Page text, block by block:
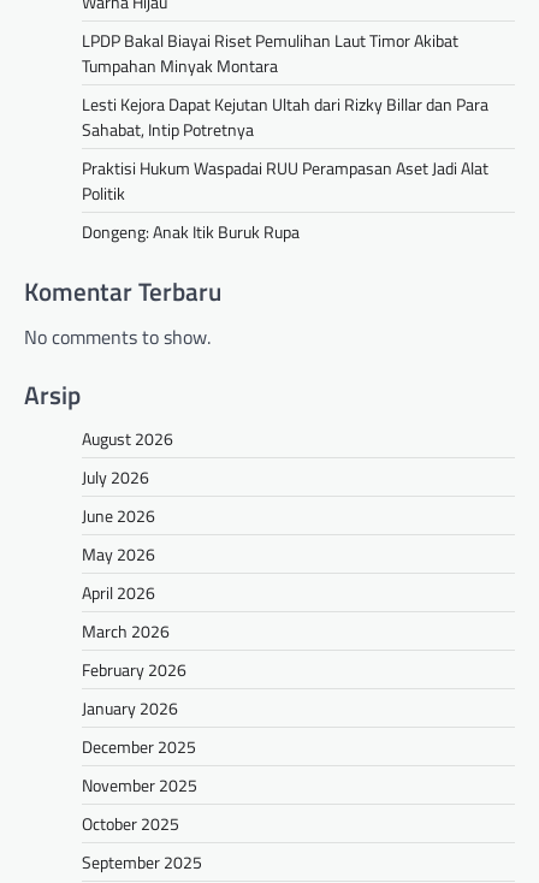
LPDP Bakal Biayai Riset Pemulihan Laut Timor Akibat
Tumpahan Minyak Montara
Lesti Kejora Dapat Kejutan Ultah dari Rizky Billar dan Para
Sahabat, Intip Potretnya
Praktisi Hukum Waspadai RUU Perampasan Aset Jadi Alat
Politik
Dongeng: Anak Itik Buruk Rupa
Komentar Terbaru
No comments to show.
Arsip
August 2026
July 2026
June 2026
May 2026
April 2026
March 2026
February 2026
January 2026
December 2025
November 2025
October 2025
September 2025